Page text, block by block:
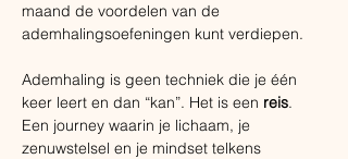
maand de voordelen van de
ademhalingsoefeningen kunt verdiepen.
Ademhaling is geen techniek die je één
keer leert en dan “kan”. Het is een reis.
Een journey waarin je lichaam, je
zenuwstelsel en je mindset telkens